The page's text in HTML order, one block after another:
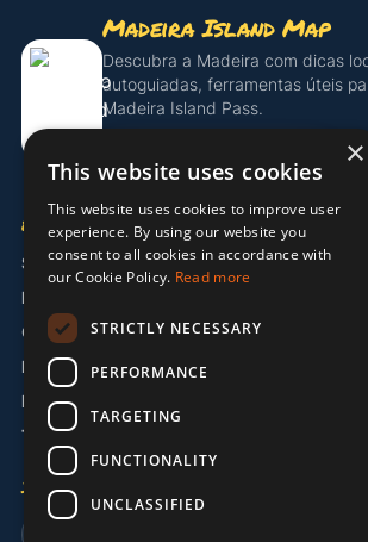
Madeira Island Map
Descubra a Madeira com dicas
autoguiadas, ferramentas úteis
Madeira Island Pass.
Descobrir o Island Pass
EMPRESA
Sobre Nós
Parceiros
Contacto
Informação Legal
Política de Privacidade
Termos e Condições
IDIOMA
×
This website uses cookies
This website uses cookies to improve user
experience. By using our website you
consent to all cookies in accordance with
our Cookie Policy. Read more
STRICTLY NECESSARY
PERFORMANCE
TARGETING
FUNCTIONALITY
UNCLASSIFIED